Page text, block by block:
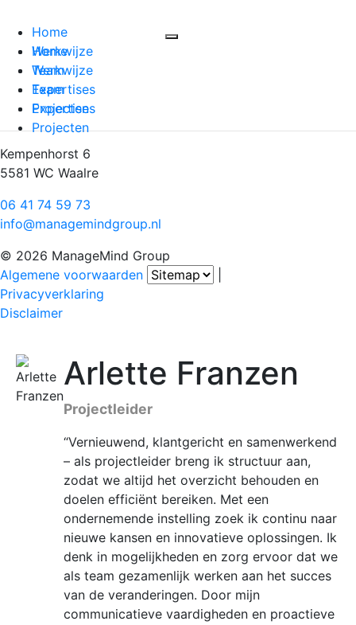
Home
Werkwijze
Team
Expertises
Projecten
Kempenhorst 6
5581 WC Waalre
06 41 74 59 73
info@managemindgroup.nl
© 2026 ManageMind Group
Algemene voorwaarden
Privacyverklaring
Disclaimer
Home
Werkwijze
Team
Expertises
Projecten
Arlette Franzen
Projectleider
“Vernieuwend, klantgericht en samenwerkend
– als projectleider breng ik structuur aan,
zodat we altijd het overzicht behouden en
doelen efficiënt bereiken. Met een
ondernemende instelling zoek ik continu naar
nieuwe kansen en innovatieve oplossingen. Ik
denk in mogelijkheden en zorg ervoor dat we
als team gezamenlijk werken aan het succes
van de veranderingen. Door mijn
communicatieve vaardigheden en proactieve